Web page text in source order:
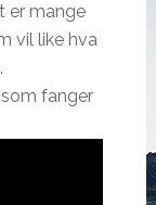
er mange
vil like hva
fanger